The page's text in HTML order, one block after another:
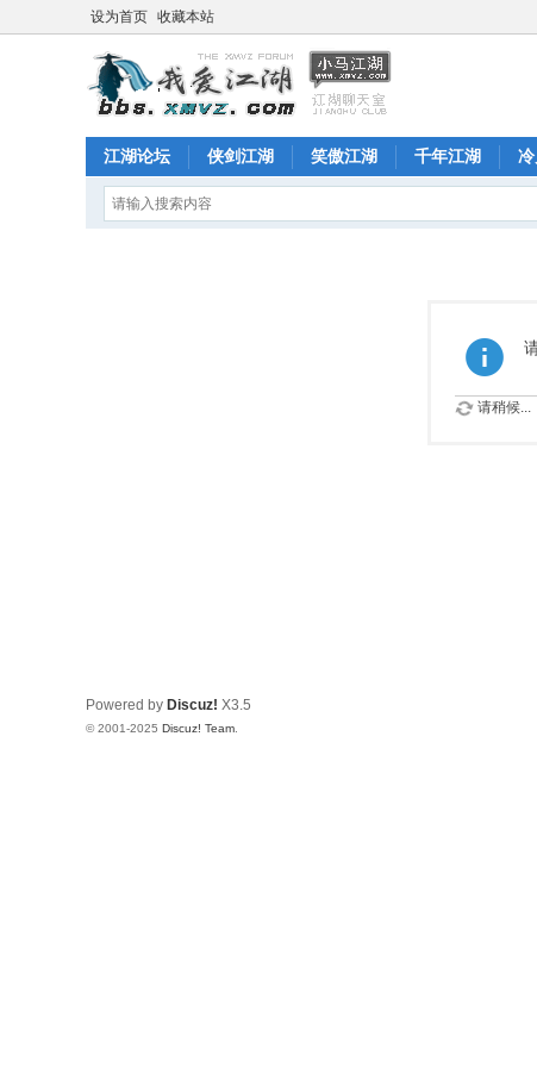
设为首页 收藏本站
江湖论坛 侠剑江湖 笑傲江湖 千年江湖
请稍候...
Powered by Discuz! X3.5
© 2001-2025 Discuz! Team